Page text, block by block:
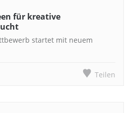
für kreative
startet mit neuem
Teilen